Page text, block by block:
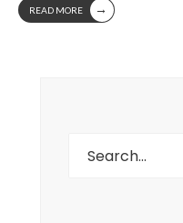
READ MORE →